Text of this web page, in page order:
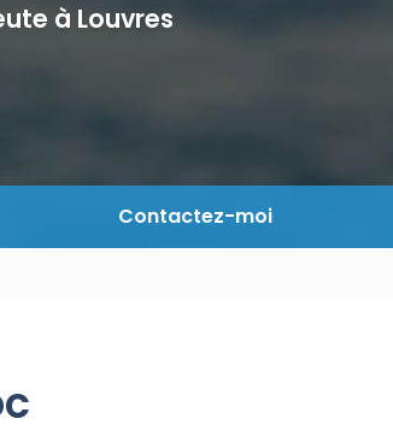
à Louvres
Contactez-moi